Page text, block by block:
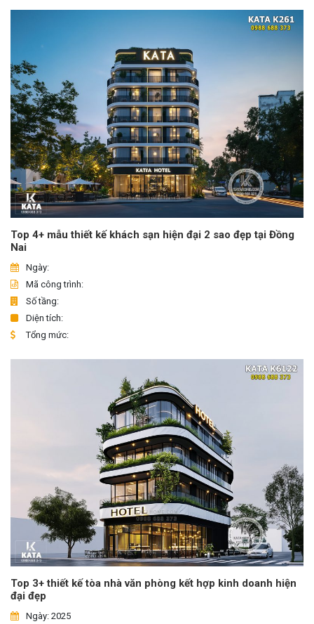
Top 4+ mẫu thiết kế khách sạn hiện đại 2 sao đẹp tại Đồng
Nai
Ngày:
Mã công trình:
Số tầng:
Diện tích:
Tổng mức:
Top 3+ thiết kế tòa nhà văn phòng kết hợp kinh doanh hiện
đại đẹp
Ngày: 2025